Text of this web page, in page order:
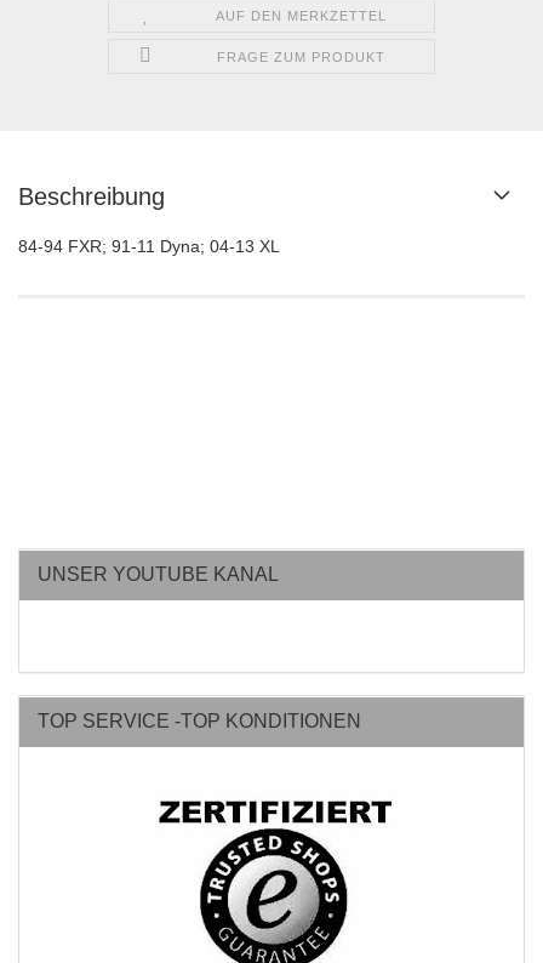
AUF DEN MERKZETTEL
FRAGE ZUM PRODUKT
Beschreibung
84-94 FXR; 91-11 Dyna; 04-13 XL
UNSER YOUTUBE KANAL
TOP SERVICE -TOP KONDITIONEN